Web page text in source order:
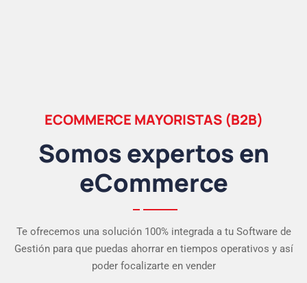
ECOMMERCE MAYORISTAS (B2B)
Somos expertos en
eCommerce
Te ofrecemos una solución 100% integrada a tu Software de
Gestión para que puedas ahorrar en tiempos operativos y así
poder focalizarte en vender